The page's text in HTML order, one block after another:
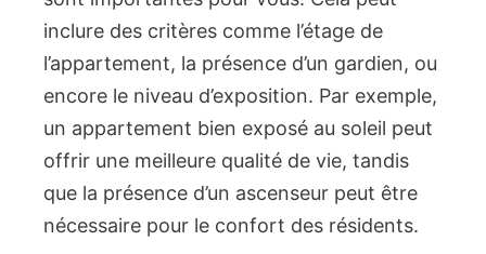
inclure des critères comme l’étage de
l’appartement, la présence d’un gardien, ou
encore le niveau d’exposition. Par exemple,
un appartement bien exposé au soleil peut
offrir une meilleure qualité de vie, tandis
que la présence d’un ascenseur peut être
nécessaire pour le confort des résidents.